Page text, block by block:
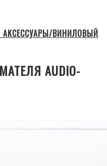
ВИНИЛОВЫЙ
AUDIO-